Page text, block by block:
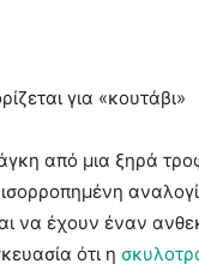
για «κουτάβι»
από μια ξηρά
να έχουν έναν
ότι η